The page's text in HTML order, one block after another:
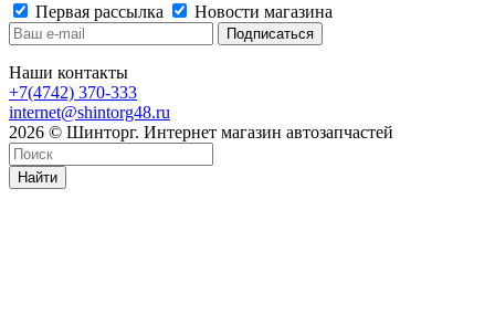
Первая рассылка
Новости магазина
Наши контакты
+7(4742) 370-333
internet@shintorg48.ru
2026 © Шинторг. Интернет магазин автозапчастей
Найти